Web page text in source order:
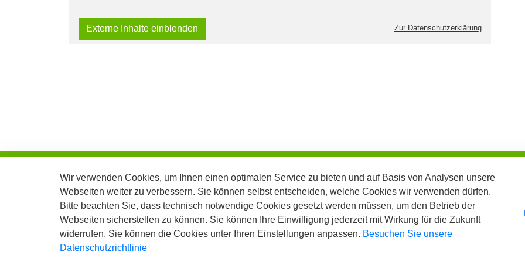
Externe Inhalte einblenden Zur Datenschutzerklärung
Stadt Langenfeld Rhld.
Der Bürgermeister
Telefon: 02173/794-0
Telefax: 02173/794-99999
E-Mail: info@langenfeld.de
Wir verwenden Cookies, um Ihnen einen optimalen Service zu bieten und auf Basis von Analysen unsere
Webseiten weiter zu verbessern. Sie können selbst entscheiden, welche Cookies wir verwenden dürfen.
Bitte beachten Sie, dass technisch notwendige Cookies gesetzt werden müssen, um den Betrieb der
Webseiten sicherstellen zu können. Sie können Ihre Einwilligung jederzeit mit Wirkung für die Zukunft
widerrufen. Sie können die Cookies unter Ihren Einstellungen anpassen. Besuchen Sie unsere
Datenschutzrichtlinie